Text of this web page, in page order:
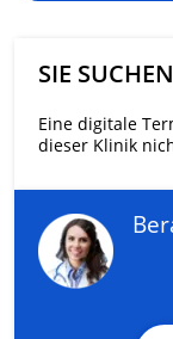
SIE
Eine digitale
dieser Klinik